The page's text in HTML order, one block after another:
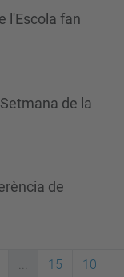
l'Escola fan
de la
de
... 15
10